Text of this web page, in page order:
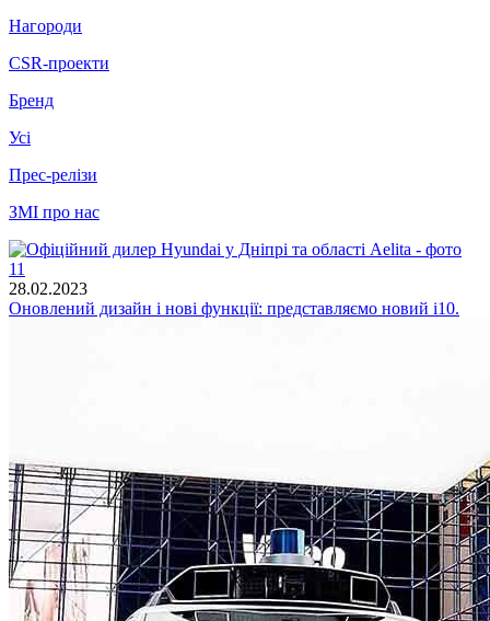
Нагороди
CSR-проекти
Бренд
Усі
Прес-релізи
ЗМІ про нас
28.02.2023
Оновлений дизайн і нові функції: представляємо новий i10.